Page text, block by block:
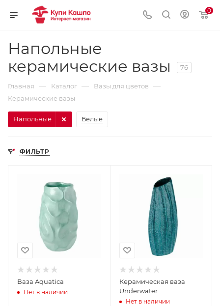
0
Напольные
керамические вазы
76
Главная — Каталог — Вазы для цветов —
Керамические вазы
Белые
Напольные
ФИЛЬТР
Ваза Aquatica
Нет в наличии
Керамическая ваза
Underwater
Нет в наличии